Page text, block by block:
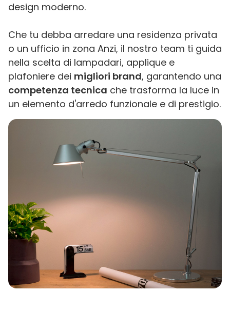
design moderno.
Che tu debba arredare una residenza privata
o un ufficio in zona Anzi, il nostro team ti guida
nella scelta di lampadari, applique e
plafoniere dei migliori brand, garantendo una
competenza tecnica che trasforma la luce in
un elemento d'arredo funzionale e di prestigio.